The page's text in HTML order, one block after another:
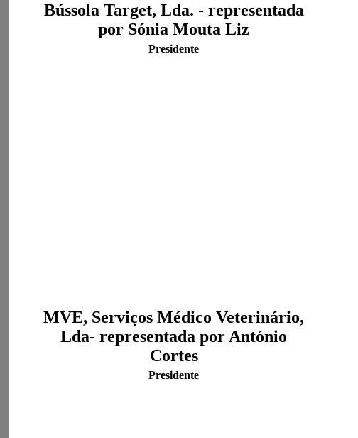
Bússola Target, Lda. - representada
por Sónia Mouta Liz
Presidente
MVE, Serviços Médico Veterinário,
Lda- representada por António
Cortes
Presidente